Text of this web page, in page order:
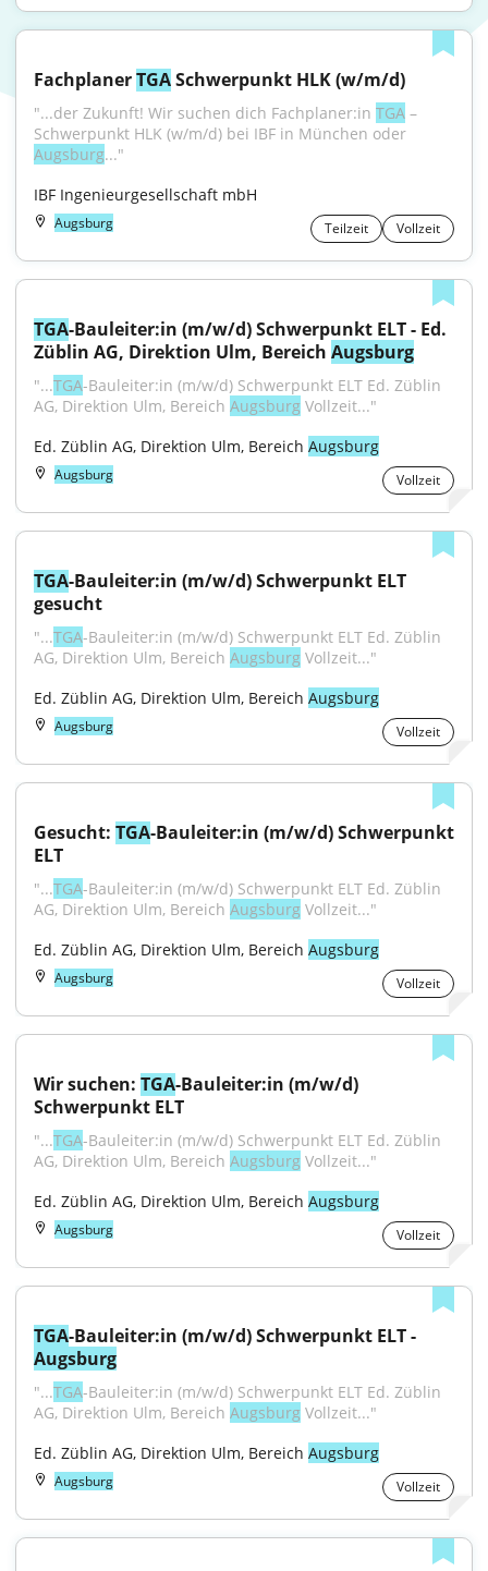
Fachplaner TGA Schwerpunkt HLK (w/m/d)
"...der Zukunft! Wir suchen dich Fachplaner:in TGA –
Augsburg..."
IBF Ingenieurgesellschaft mbH
Augsburg Teilzeit Vollzeit
TGA-Bauleiter:in (m/w/d) Schwerpunkt ELT - Ed.
Züblin AG, Direktion Ulm, Bereich Augsburg
"...TGA-Bauleiter:in (m/w/d) Schwerpunkt ELT Ed. Züblin
AG, Direktion Ulm, Bereich Augsburg Vollzeit..."
Ed. Züblin AG, Direktion Ulm, Bereich Augsburg
Augsburg Vollzeit
TGA-Bauleiter:in (m/w/d) Schwerpunkt ELT
gesucht
"...TGA-Bauleiter:in (m/w/d) Schwerpunkt ELT Ed. Züblin
AG, Direktion Ulm, Bereich Augsburg Vollzeit..."
Ed. Züblin AG, Direktion Ulm, Bereich Augsburg
Augsburg Vollzeit
Gesucht: TGA-Bauleiter:in (m/w/d) Schwerpunkt
ELT
"...TGA-Bauleiter:in (m/w/d) Schwerpunkt ELT Ed. Züblin
AG, Direktion Ulm, Bereich Augsburg Vollzeit..."
Ed. Züblin AG, Direktion Ulm, Bereich Augsburg
Augsburg Vollzeit
Wir suchen: TGA-Bauleiter:in (m/w/d)
Schwerpunkt ELT
"...TGA-Bauleiter:in (m/w/d) Schwerpunkt ELT Ed. Züblin
AG, Direktion Ulm, Bereich Augsburg Vollzeit..."
Ed. Züblin AG, Direktion Ulm, Bereich Augsburg
Augsburg Vollzeit
TGA
Augsburg
"...TGA-Bauleiter:in (m/w/d) Schwerpunkt ELT Ed. Züblin
AG, Direktion Ulm, Bereich Augsburg Vollzeit..."
Ed. Züblin AG, Direktion Ulm, Bereich Augsburg
Augsburg Vollzeit